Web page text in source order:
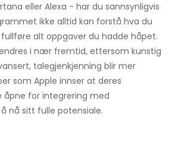
eller Alexa - har du sannsynligvis
ikke alltid kan forstå hva du
alt oppgaver du hadde håpet.
i nær fremtid, ettersom kunstig
talegjenkjenning blir mer
som Apple innser at deres
for integrering med
nå sitt fulle potensiale.